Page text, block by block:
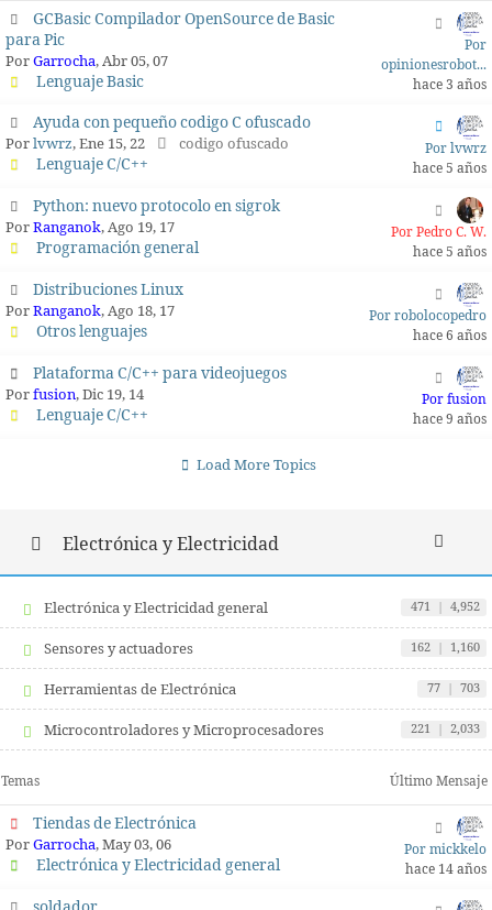
GCBasic Compilador OpenSource de Basic
para Pic
PorGarrocha, Abr 05, 07
Lenguaje Basic
Por
opinionesrobot...
hace 3 años
Ayuda con pequeño codigo C ofuscado
Porlvwrz, Ene 15, 22 codigo ofuscado
Lenguaje C/C++
Por lvwrz
hace 5 años
Python: nuevo protocolo en sigrok
PorRanganok, Ago 19, 17
Programación general
Por Pedro C. W.
hace 5 años
Distribuciones Linux
PorRanganok, Ago 18, 17
Otros lenguajes
Por robolocopedro
hace 6 años
Plataforma C/C++ para videojuegos
Porfusion, Dic 19, 14
Lenguaje C/C++
Por fusion
hace 9 años
Load More Topics
Electrónica y Electricidad
Electrónica y Electricidad general 471 | 4,952
Sensores y actuadores 162 | 1,160
Herramientas de Electrónica 77 | 703
Microcontroladores y Microprocesadores 221 | 2,033
Temas Último Mensaje
Tiendas de Electrónica
PorGarrocha, May 03, 06
Electrónica y Electricidad general
Por mickkelo
hace 14 años